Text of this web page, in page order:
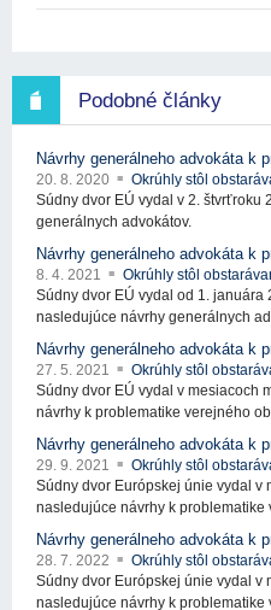
Podobné články
Návrhy generálneho advokáta k
20. 8. 2020
Okrúhly stôl
Súdny dvor EÚ vydal v 2. štvrťroku
generálnych advokátov.
Návrhy generálneho advokáta k
8. 4. 2021
Okrúhly stôl
Súdny dvor EÚ vydal od 1. januára
nasledujúce návrhy generálnych
Návrhy generálneho advokáta k
27. 5. 2021
Okrúhly stôl
Súdny dvor EÚ vydal v mesiacoch
návrhy k problematike verejného
Návrhy generálneho advokáta k
29. 9. 2021
Okrúhly stôl
Súdny dvor Európskej únie vydal v
nasledujúce návrhy k problematike
Návrhy generálneho advokáta k
28. 7. 2022
Okrúhly stôl
Súdny dvor Európskej únie vydal v
nasledujúce návrhy k problematike